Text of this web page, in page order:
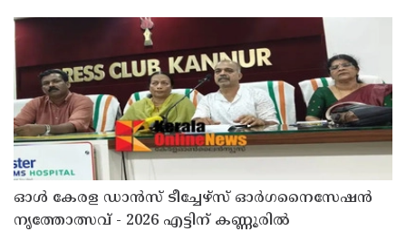
ഓൾ കേരള ഡാൻസ് ടീച്ചേഴ്സ് ഓർഗനൈസേഷൻ
നൃത്തോത്സവ് - 2026 എട്ടിന് കണ്ണൂരിൽ